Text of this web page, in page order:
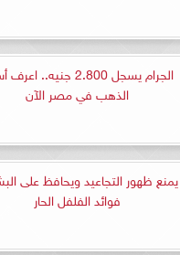
الجرام يسجل 2.800 جنيه..
الذهب في مصر الآن
يمنع ظهور التجاعيد ويحافظ على
فوائد الفلفل الحار